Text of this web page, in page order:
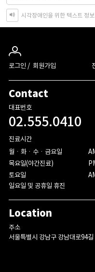
시각장애인을 위한 텍스트 정
로그인 / 회원가입
Contact
대표번호
02.555.0410
진료시간
월ㆍ화ㆍ수ㆍ금요일
목요일(야간진료)
토요일
일요일 및 공휴일 휴진
Location
주소
서울특별시 강남구 강남대로94